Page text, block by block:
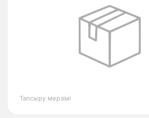
Тапсыру мерзімі